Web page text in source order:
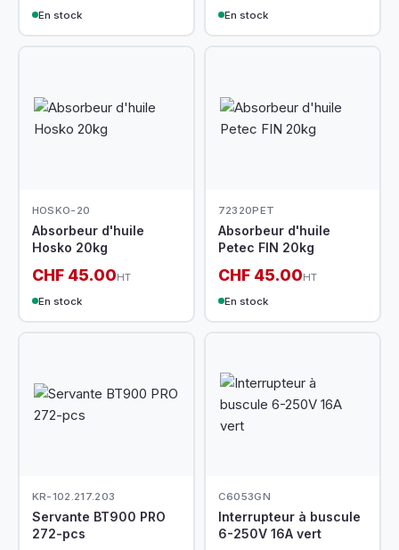
En stock
En stock
HOSKO-20
Absorbeur d'huile
Hosko 20kg
CHF 45.00HT
En stock
72320PET
Absorbeur d'huile
Petec FIN 20kg
CHF 45.00HT
En stock
KR-102.217.203
Servante BT900 PRO
272-pcs
C6053GN
Interrupteur à buscule
6-250V 16A vert